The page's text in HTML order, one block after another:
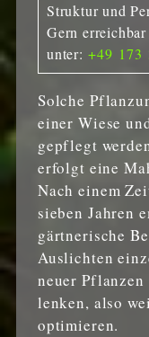
Struktur und
Gern
unter: +49 173
Solche
einer Wiese
gepflegt
erfolgt eine
Nach einem
sieben Jahren
gärtnerische
Auslichten
neuer
lenken, also
optimieren.